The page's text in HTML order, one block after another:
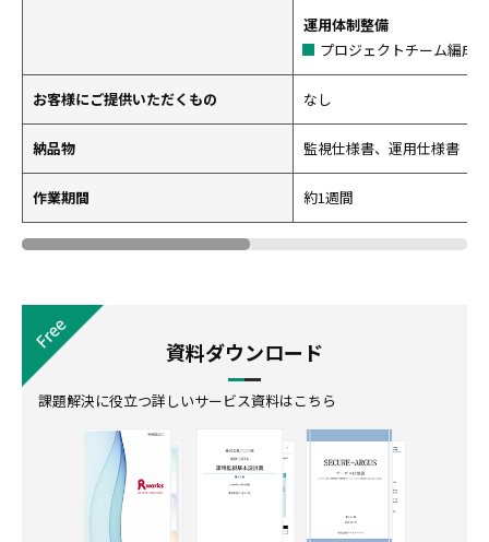
運用体制整備
プロジェクトチーム編成
お客様にご提供いただくもの なし
納品物 監視仕様書、運用仕様書
作業期間 約1週間
資料ダウンロード
課題解決に役立つ詳しいサービス資料はこちら